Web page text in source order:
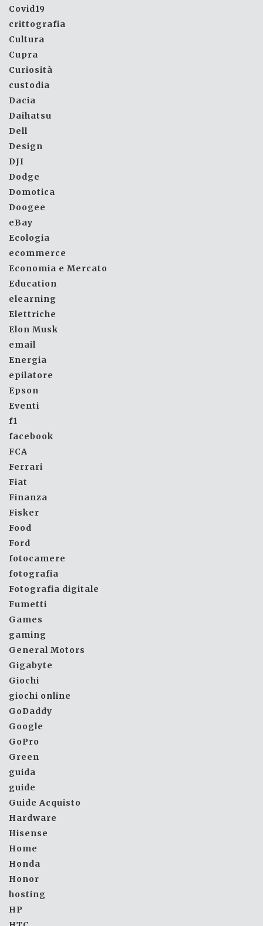
Covid19
crittografia
Cultura
Cupra
Curiosità
custodia
Dacia
Daihatsu
Dell
Design
DJI
Dodge
Domotica
Doogee
eBay
Ecologia
ecommerce
Economia e Mercato
Education
elearning
Elettriche
Elon Musk
email
Energia
epilatore
Epson
Eventi
f1
facebook
FCA
Ferrari
Fiat
Finanza
Fisker
Food
Ford
fotocamere
fotografia
Fotografia digitale
Fumetti
Games
gaming
General Motors
Gigabyte
Giochi
giochi online
GoDaddy
Google
GoPro
Green
guida
guide
Guide Acquisto
Hardware
Hisense
Home
Honda
Honor
hosting
HP